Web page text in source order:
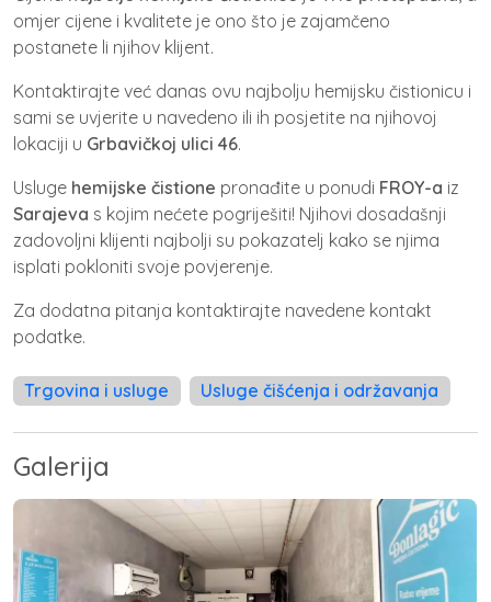
omjer cijene i kvalitete je ono što je zajamčeno
postanete li njihov klijent.
Kontaktirajte već danas ovu najbolju hemijsku čistionicu i
sami se uvjerite u navedeno ili ih posjetite na njihovoj
lokaciji u Grbavičkoj ulici 46.
Usluge hemijske čistione pronađite u ponudi FROY-a iz
Sarajeva s kojim nećete pogriješiti! Njihovi dosadašnji
zadovoljni klijenti najbolji su pokazatelj kako se njima
isplati pokloniti svoje povjerenje.
Za dodatna pitanja kontaktirajte navedene kontakt
podatke.
Trgovina i usluge Usluge čišćenja i održavanja
Galerija